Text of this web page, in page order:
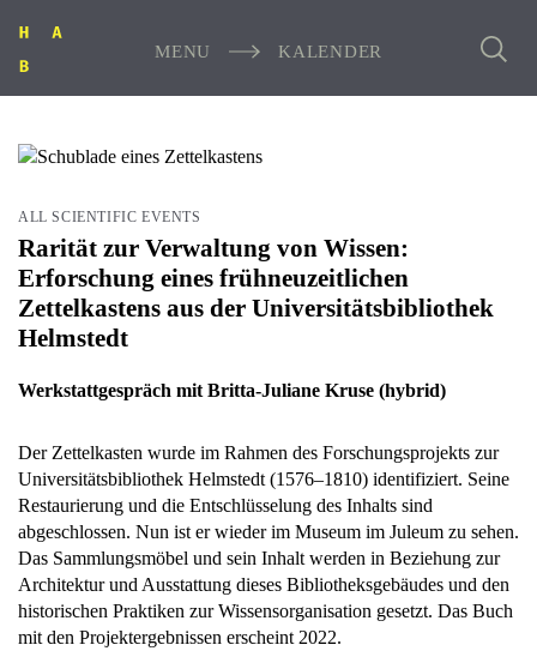
MENU KALENDER
ALL SCIENTIFIC EVENTS
Rarität zur Verwaltung von Wissen:
Erforschung eines frühneuzeitlichen
Zettelkastens aus der Universitätsbibliothek
Helmstedt
Werkstattgespräch mit Britta-Juliane Kruse (hybrid)
Der Zettelkasten wurde im Rahmen des Forschungsprojekts zur
Universitätsbibliothek Helmstedt (1576‒1810) identifiziert. Seine
Restaurierung und die Entschlüsselung des Inhalts sind
abgeschlossen. Nun ist er wieder im Museum im Juleum zu sehen.
Das Sammlungsmöbel und sein Inhalt werden in Beziehung zur
Architektur und Ausstattung dieses Bibliotheksgebäudes und den
historischen Praktiken zur Wissensorganisation gesetzt. Das Buch
mit den Projektergebnissen erscheint 2022.